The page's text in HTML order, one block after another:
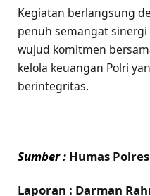
Kegiatan berlangsung
penuh semangat
wujud komitmen
kelola keuangan Polri
berintegritas.
Sumber : Humas
Laporan : Darman